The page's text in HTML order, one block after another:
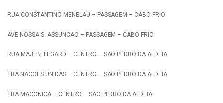
RUA CONSTANTINO MENELAU – PASSAGEM – CABO FRIO
AVE NOSSA S. ASSUNCAO – PASSAGEM – CABO FRIO
RUA MAJ. BELEGARD – CENTRO – SAO PEDRO DA ALDEIA
TRA NACOES UNIDAS – CENTRO – SAO PEDRO DA ALDEIA
TRA MACONICA – CENTRO – SAO PEDRO DA ALDEIA